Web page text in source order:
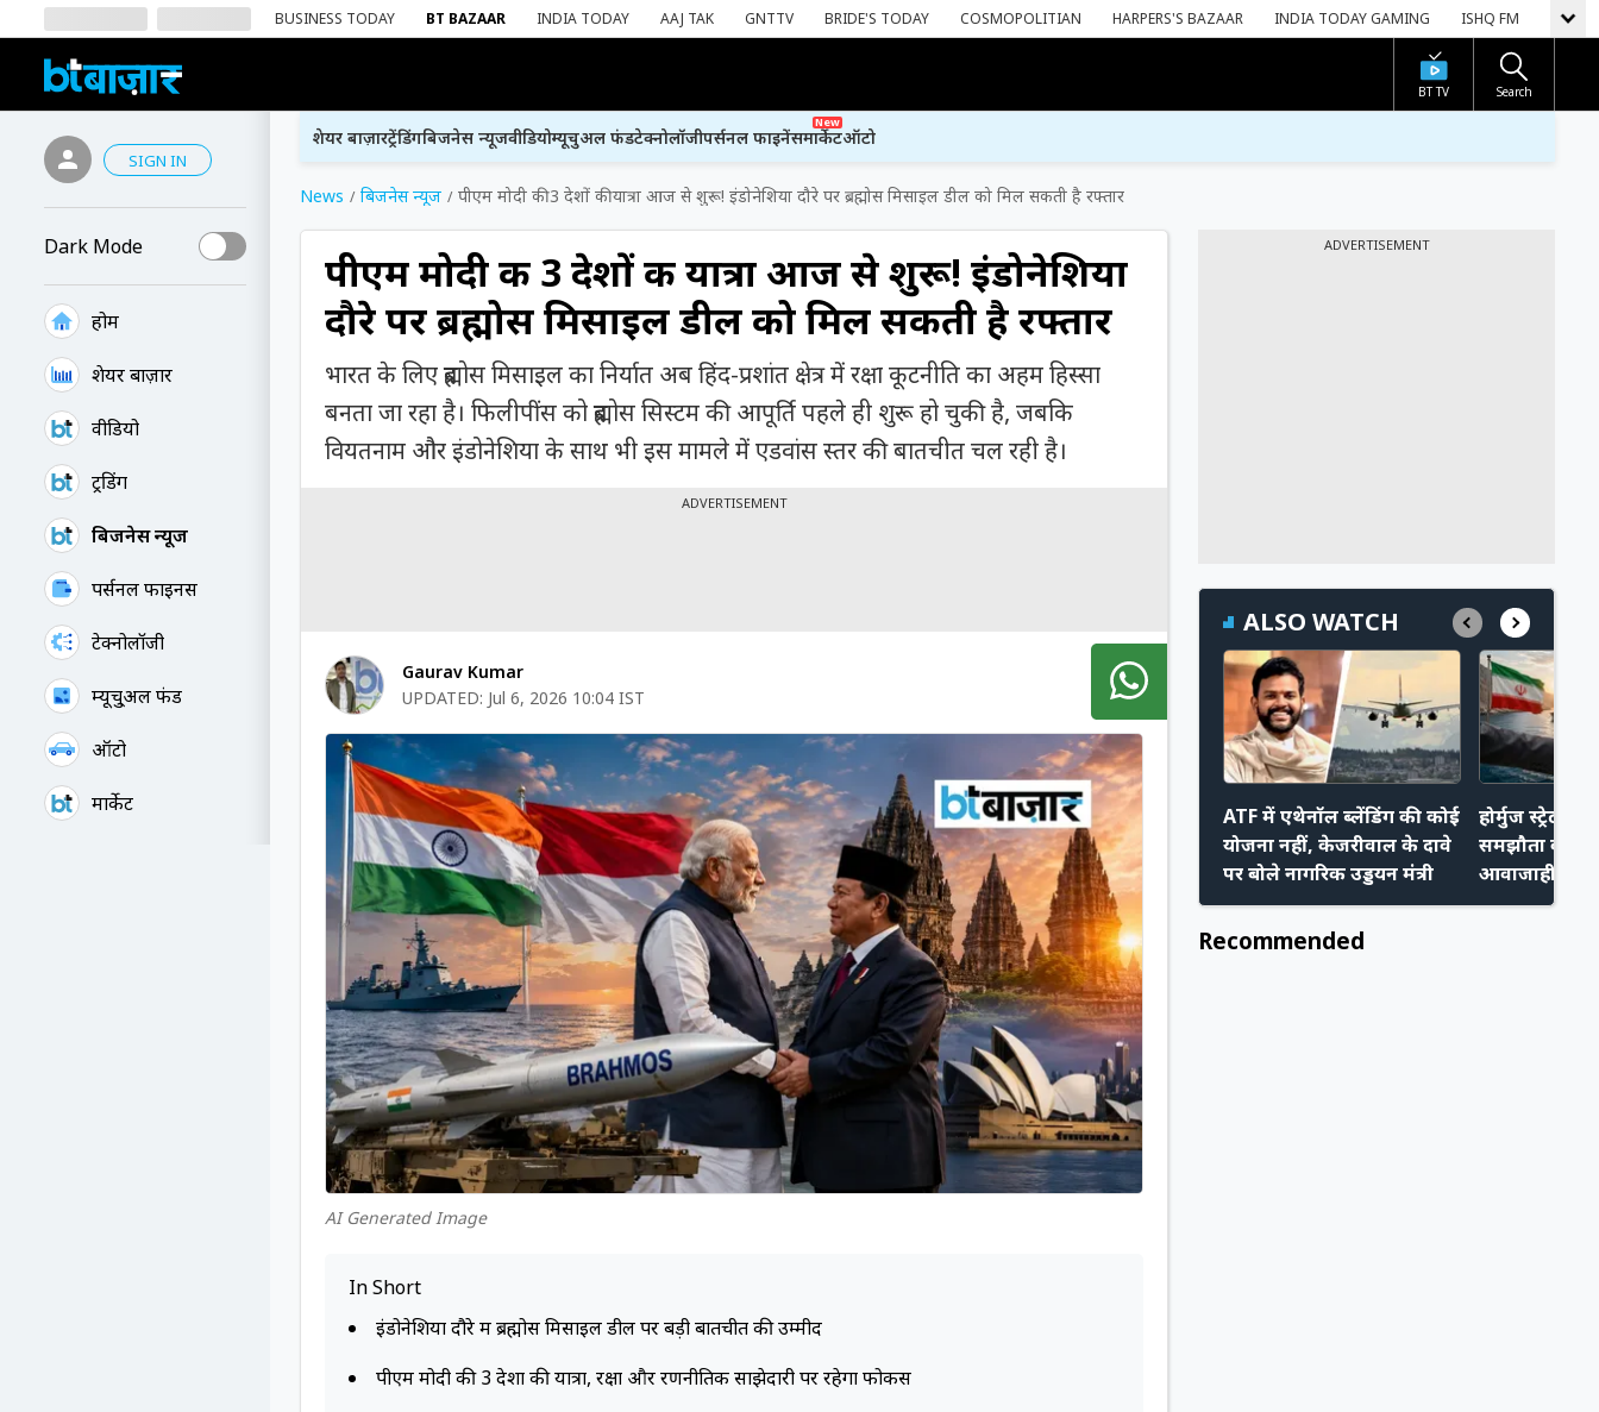
BUSINESS TODAY BT BAZAAR INDIA TODAY AAJ TAK GNTTV BRIDE'S TODAY COSMOPOLITIAN HARPERS'S BAZAAR INDIA TODAY GAMING ISHQ FM
BT TV Search
SIGN IN
Dark Mode
होम
शेयर बाज़ार
वीडियो
ट्रेंडिंग
बिजनेस न्यूज
पर्सनल फाइनेंस
टेक्नोलॉजी
म्यूचु्अल फंड
ऑटो
मार्केट
शेयर बाज़ारट्रेंडिंगबिजनेस न्यूजवीडियोम्यूचुअल फंडटेक्नोलॉजीपर्सनल फाइनेंस
New
मार्केटऑटो
News बिजनेस न्यूज पीएम मोदी की 3 देशों की यात्रा आज से शुरू! इंडोनेशिया दौरे पर ब्रह्मोस मिसाइल डील को मिल सकती है रफ्तार
पीएम मोदी की 3 देशों की यात्रा आज से शुरू! इंडोनेशिया
दौरे पर ब्रह्मोस मिसाइल डील को मिल सकती है रफ्तार
भारत के लिए ब्रह्मोस मिसाइल का निर्यात अब हिंद-प्रशांत क्षेत्र में रक्षा कूटनीति का अहम हिस्सा
बनता जा रहा है। फिलीपींस को ब्रह्मोस सिस्टम की आपूर्ति पहले ही शुरू हो चुकी है, जबकि
वियतनाम और इंडोनेशिया के साथ भी इस मामले में एडवांस स्तर की बातचीत चल रही है।
ADVERTISEMENT
Gaurav Kumar
UPDATED: Jul 6, 2026 10:04 IST
AI Generated Image
In Short
इंडोनेशिया दौरे में ब्रह्मोस मिसाइल डील पर बड़ी बातचीत की उम्मीद
पीएम मोदी की 3 देशों की यात्रा, रक्षा और रणनीतिक साझेदारी पर रहेगा फोकस
ADVERTISEMENT
ALSO WATCH
ATF में एथेनॉल ब्लेंडिंग की कोई
योजना नहीं, केजरीवाल के दावे
पर बोले नागरिक उड्डयन मंत्री
होर्मुज स्ट्रेट
समझौता
आवाजाही हो
Recommended